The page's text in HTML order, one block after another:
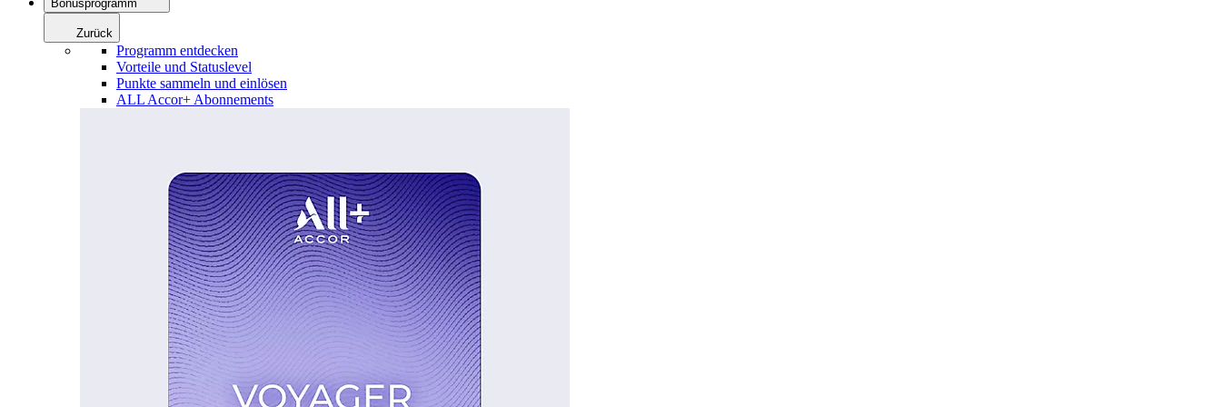
Bonusprogramm
Zurück
Programm entdecken
Vorteile und Statuslevel
Punkte sammeln und einlösen
ALL Accor+ Abonnements